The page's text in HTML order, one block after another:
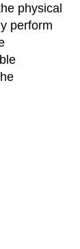
physical
perform